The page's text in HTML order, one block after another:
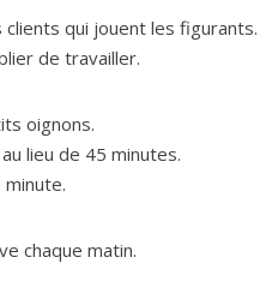
qui jouent les figurants.
de travailler.
oignons.
lieu de 45 minutes.
chaque matin.